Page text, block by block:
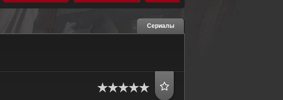
Сериалы